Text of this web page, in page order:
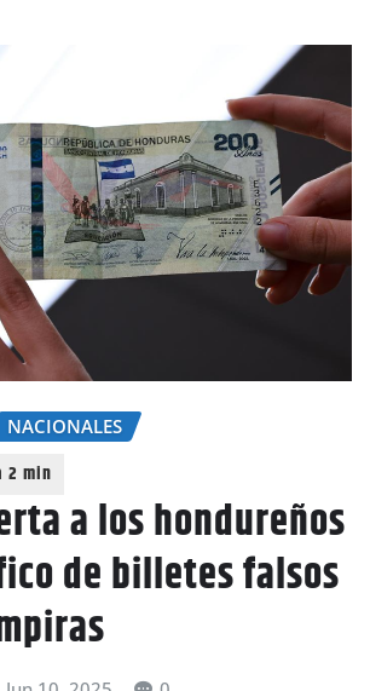
NACIONALES
a los hondureños
de billetes falsos